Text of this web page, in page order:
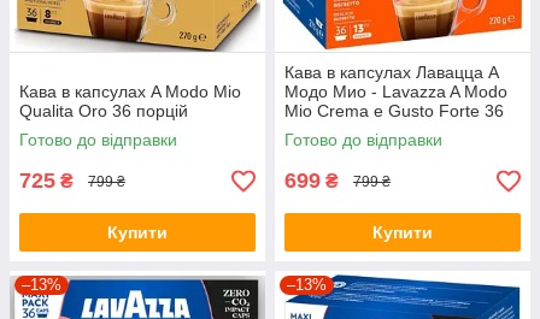
Кава в капсулах A Modo Mio
Qualita Oro 36 порцій
Готово до відправки
725 ₴ 799 ₴
Купити
Кава в капсулах Лавацца А
Модо Мио - Lavazza A Modo
Mio Crema e Gusto Forte 36
капсул
Готово до відправки
699 ₴ 799 ₴
Купити
–13% –13%